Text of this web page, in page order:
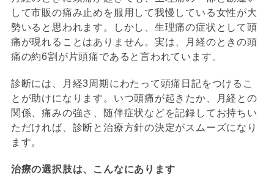
して市販の痛み止めを服用して我慢している女性が大
勢いると思われます。しかし、生理痛の症状として頭
痛が現れることはありません。実は、月経のときの頭
痛の約6割が片頭痛であると言われています。
診断には、月経3周期にわたって頭痛日記をつけるこ
とが助けになります。いつ頭痛が起きたか、月経との
関係、痛みの強さ、随伴症状などを記録してお持ちい
ただければ、診断と治療方針の決定がスムーズになり
ます。
治療の選択肢は、こんなにあります